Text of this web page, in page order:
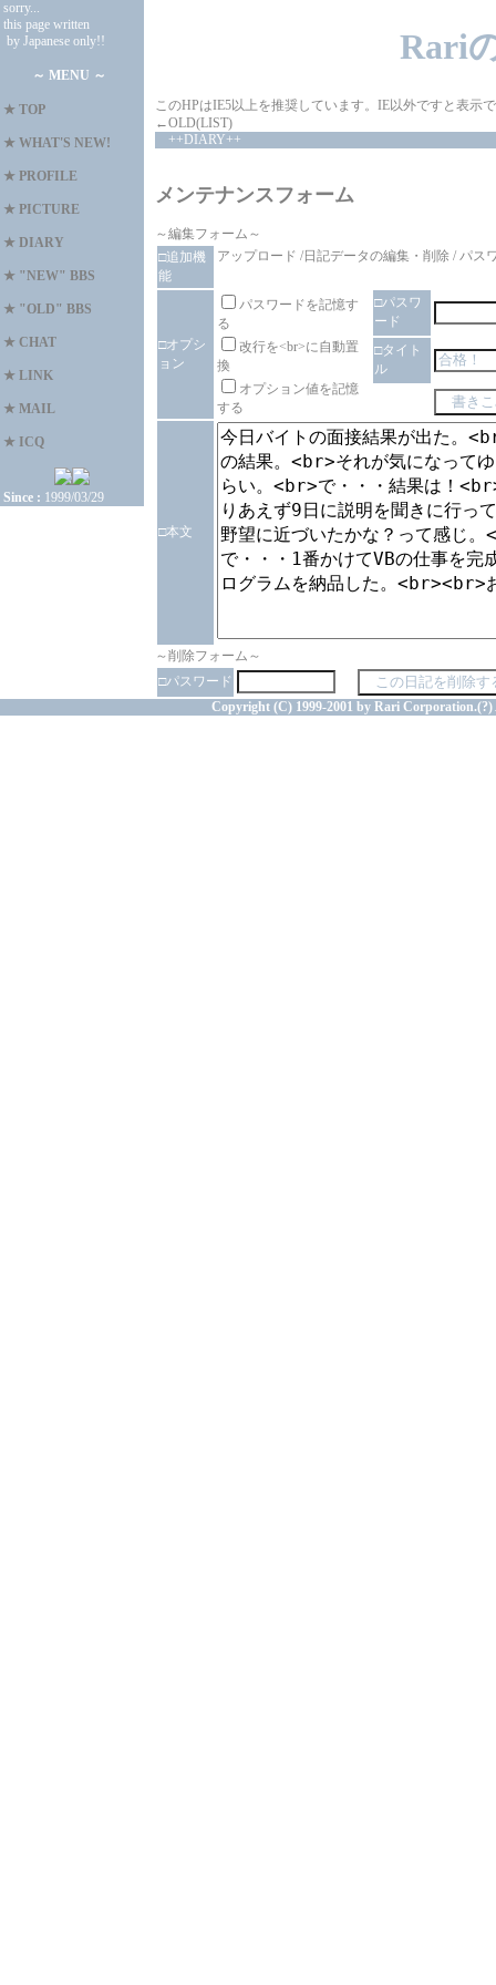
sorry...
this page written
by Japanese only!!
～ MENU ～
★ TOP
★ WHAT'S NEW!
★ PROFILE
★ PICTURE
★ DIARY
★ "NEW" BBS
★ "OLD" BBS
★ CHAT
★ LINK
★ MAIL
★ ICQ
Since : 1999/03/29
Rari
このHPはIE5以上を推奨しています。IE以外ですと表示
←OLD(LIST)
++DIARY++
メンテナンスフォーム
～編集フォーム～
□追加機
能
アップロード /日記データの編集・削除 / パス
□オプシ
ョン
パスワードを記憶す
る
改行を<br>に自動置
換
オプション値を記憶
する
□パスワ
ード
□タイト
ル
□本文
～削除フォーム～
□パスワード
Copyright (C) 1999-2001 by Rari Corporation.(?)